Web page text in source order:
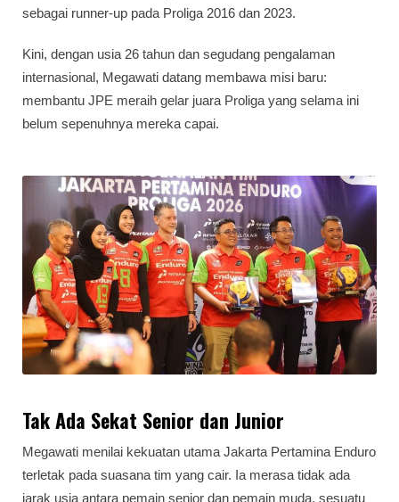
sebagai runner-up pada Proliga 2016 dan 2023.
Kini, dengan usia 26 tahun dan segudang pengalaman
internasional, Megawati datang membawa misi baru:
membantu JPE meraih gelar juara Proliga yang selama ini
belum sepenuhnya mereka capai.
Tak Ada Sekat Senior dan Junior
Megawati menilai kekuatan utama Jakarta Pertamina Enduro
terletak pada suasana tim yang cair. Ia merasa tidak ada
jarak usia antara pemain senior dan pemain muda, sesuatu